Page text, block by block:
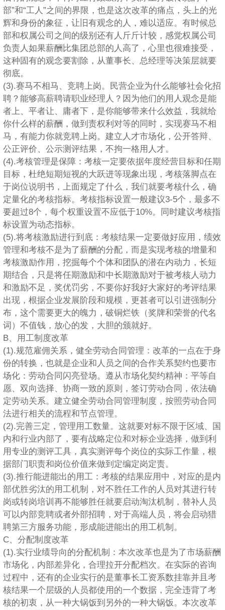
部”和“工人”之间的界限，也是这次改革的痛点，头上的光
辉和身份的象征，让旧有观念的人，难以适应。有时候总
部和权属公司之间的级别还有人斤斤计较，感觉权属公司
负责人如果薪酬比集团总部的人高了，心里也很难接受，
这种固有的观念要割除，从董事长、总经理等决策层就要
彻底。
(3).赛马不相马、竞聘上岗。民营企业为什么能够社会化招
聘？能够高薪聘请职业经理人？因为他们的用人观念是能
者上、平者让、庸者下，是你能够带来什么效益，我就给
你什么样的薪酬，做到责权利对等的同时，实现赛马不相
马，有能力你就竞聘上岗。建立人才市场化，公开答辩、
公正评价、公示测评结果，不拘一格用人才。
(4).考核管理是保障：考核一定要依据年度经营目标和任期
目标，杜绝短期短视的大跃进等现象出现，考核落脚点在
于岗位说明书，上面规定了什么，我们就要考核什么，确
定量化的考核指标。考核指标设置一般建议3-5个，最多不
要超过8个，每个权重设置不应低于10%。同时建议考核指
标设置为动态指标。
(5).将考核激励进行到底：考核结果一定要做好应用，绩效
管理和考核不是为了薪酬的分配，而是实现考核的增量和
考核激励作用，挖掘每个个体和团队的潜在内动力，长短
期结合，只是将任期激励和中长期激励对于被考核人动力
和激励不足，奖优罚劣，不要你好我好大家好的考评结果
出现，根据企业发展阶段和规模，更甚者可以引进强制分
布，这个需要更大的魄力，破铜烂铁（奖牌和荣誉的代名
词）不值钱，放心的发，大胆的颁就好。
B、用工制度改革
(1).规范雇佣关系，健全劳动合同管理：改革的一点在于身
份的转换，也就是企业和人员之间的合作关系契约也要市
场化：劳动合同闪亮登场。遵从市场化契约精神：平等自
愿、双向选择、协商一致的原则，签订劳动合同，依法确
定劳动关系。建立健全劳动合同管理制度，按照劳动合同
法进行相关的流程和节点管理。
(2).完善三定，管理用工数量。这就要对标不限于区域、国
内和行业内部了，要有战略定位和对标企业选择，做到利
用专业的测评工具，真实测评每个岗位的实际工作量，根
据部门职责和岗位价值来做到定编定岗定责。
(3).推行能进能出的用工：考核的结果应用中，对应的是内
部优胜劣汰的用工机制，对不胜任工作的人员对其进行转
岗或转岗培训再不能够胜任就要启动淘汰机制，替补人员
可以内部竞聘或者外部招聘，对于高端人员，将会启动猎
聘第三方服务功能，形成能进能出的用工机制。
C、分配制度改革
(1).实行业绩导向的分配机制：本次改革也是为了市场薪酬
市场化，内部差异化，合理拉开分配档次。在实际的咨询
过程中，还有的企业实行的是董事长工资系数挂靠并且考
核结果一个层级的人员都使用的一个数据，完全违背了考
核的初衷，从一种大锅饭到另外的一种大锅饭。本次改革